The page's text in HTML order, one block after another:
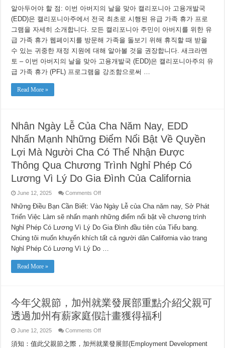
아
지
의
날
을
맞
아
리
족
휴
가
제
해
지
받
을
수
있
알아두어야 할 점: 이번 아버지의 날을 맞아 캘리포니아 고용개발국
(EDD)은 캘리포니아주에서 전국 최초로 시행된 유급 가족 휴가 프로
그램을 자세히 소개합니다. 모든 캘리포니아 주민이 아버지를 위한 유
급 가족 휴가 웹페이지를 방문해 가족을 돌보기 위해 휴직할 때 받을
수 있는 귀중한 재정 지원에 대해 알아볼 것을 권장합니다. 새크라멘
토 – 이번 아버지의 날을 맞아 고용개발국 (EDD)은 캘리포니아주의 유
급 가족 휴가 (PFL) 프로그램을 강조함으로써 …
Read More »
Nhân Ngày Lễ Của Cha Năm Nay, EDD
Nhấn Mạnh Những Điểm Nổi Bật Về Quyền
Lợi Mà Người Cha Có Thể Nhận Được
Thông Qua Chương Trình Nghỉ Phép Có
Lương Vì Lý Do Gia Đình Của California
June 12, 2025 Comments Offon
Ngày
Lễ
Của
Năm
Nay,
EDD
Mạnh
Mà
Người
Cha
Có
Nhận
Thông
Những Điều Bạn Cần Biết: Vào Ngày Lễ của Cha năm nay, Sở Phát
Triển Việc Làm sẽ nhấn mạnh những điểm nổi bật về chương trình
Nghỉ Phép Có Lương Vì Lý Do Gia Đình đầu tiên của Tiểu bang.
Chúng tôi muốn khuyến khích tất cả người dân California vào trang
Nghỉ Phép Có Lương Vì Lý Do …
Read More »
今年父親節，加州就業發展部重點介紹父親可
透過加州有薪家庭假計畫獲得福利
June 12, 2025 Comments Offon
年
須知：值此父親節之際，加州就業發展部(Employment Development